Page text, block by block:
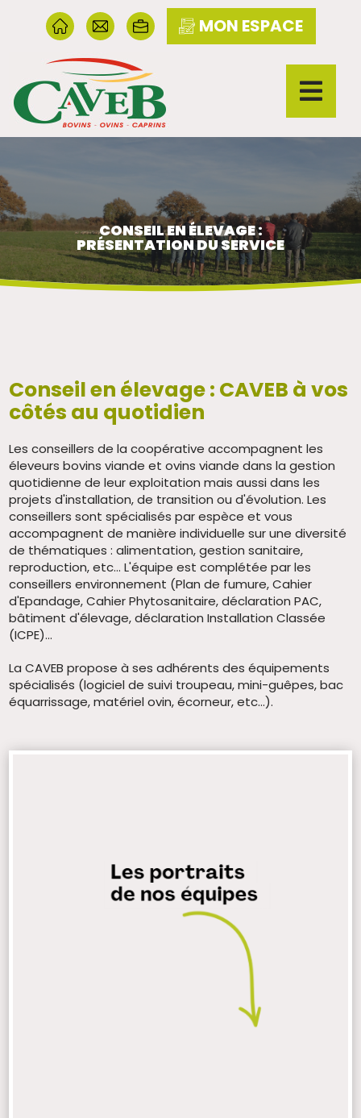
MON ESPACE
CONSEIL EN ÉLEVAGE :
PRÉSENTATION DU SERVICE
Conseil en élevage : CAVEB à vos
côtés au quotidien
Les conseillers de la coopérative accompagnent les
éleveurs bovins viande et ovins viande dans la gestion
quotidienne de leur exploitation mais aussi dans les
projets d'installation, de transition ou d'évolution. Les
conseillers sont spécialisés par espèce et vous
accompagnent de manière individuelle sur une diversité
de thématiques : alimentation, gestion sanitaire,
reproduction, etc… L'équipe est complétée par les
conseillers environnement (Plan de fumure, Cahier
d'Epandage, Cahier Phytosanitaire, déclaration PAC,
bâtiment d'élevage, déclaration Installation Classée
(ICPE)...
La CAVEB propose à ses adhérents des équipements
spécialisés (logiciel de suivi troupeau, mini-guêpes, bac
équarrissage, matériel ovin, écorneur, etc...).